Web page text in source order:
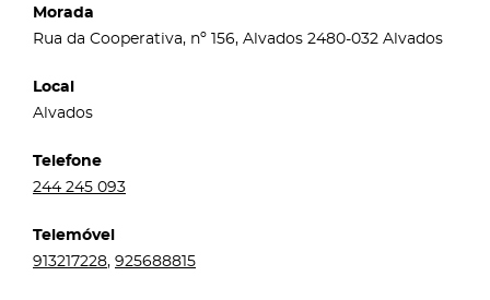
Morada
Rua da Cooperativa, nº 156, Alvados 2480-032 Alvados
Local
Alvados
Telefone
244 245 093
Telemóvel
913217228, 925688815